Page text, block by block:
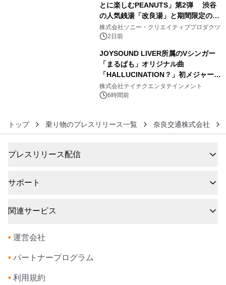
とに楽しむPEANUTS」第2弾 渋谷
の人気銭湯「改良湯」と期間限定のコ
ラボレーション サウナイキタイコラ
ボグッズも発売決定！
株式会社ソニー・クリエイティブプロダクツ
2日前
JOYSOUND LIVER所属のVシンガー
「まるぱも」オリジナル曲
「HALLUCINATION？」初メジャー配
信リリース決定！
株式会社テイチクエンタテインメント
6時間前
トップ 乗り物のプレスリリース一覧 奈良交通株式会社
プレスリリース配信
サポート
関連サービス
• 運営会社
• パートナープログラム
• 利用規約